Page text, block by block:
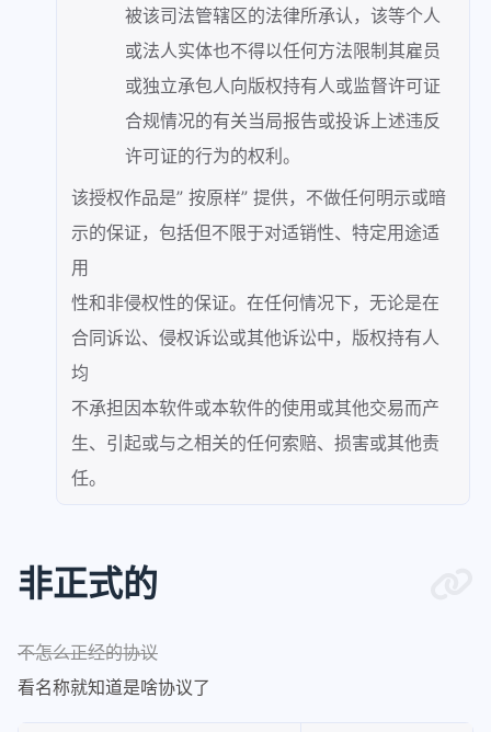
被该司法管辖区的法律所承认，该等个人
或法人实体也不得以任何方法限制其雇员
或独立承包人向版权持有人或监督许可证
合规情况的有关当局报告或投诉上述违反
许可证的行为的权利。
该授权作品是” 按原样” 提供，不做任何明示或暗
示的保证，包括但不限于对适销性、特定用途适
用
性和非侵权性的保证。在任何情况下，无论是在
合同诉讼、侵权诉讼或其他诉讼中，版权持有人
均
不承担因本软件或本软件的使用或其他交易而产
生、引起或与之相关的任何索赔、损害或其他责
任。
非正式的
不怎么正经的协议
看名称就知道是啥协议了